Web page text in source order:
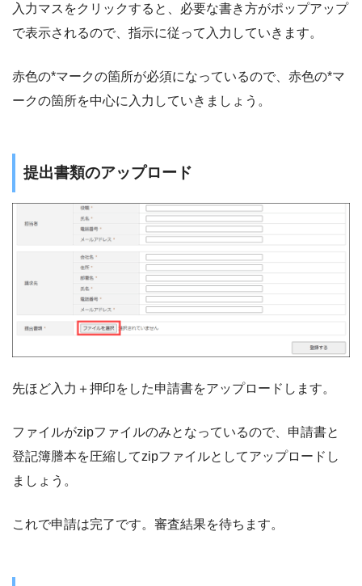
入力マスをクリックすると、必要な書き方がポップアップ
で表示されるので、指示に従って入力していきます。
赤色の*マークの箇所が必須になっているので、赤色の*マ
ークの箇所を中心に入力していきましょう。
提出書類のアップロード
先ほど入力＋押印をした申請書をアップロードします。
ファイルがzipファイルのみとなっているので、申請書と
登記簿謄本を圧縮してzipファイルとしてアップロードし
ましょう。
これで申請は完了です。審査結果を待ちます。